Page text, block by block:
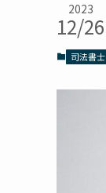
2023
12/26
司法書士